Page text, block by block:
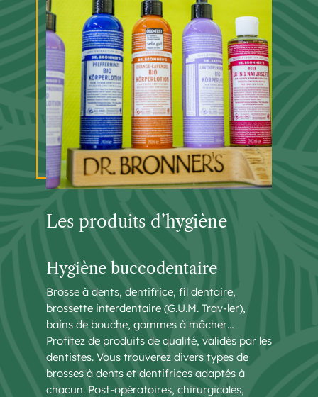
Les produits d’hygiène
Hygiène buccodentaire
Brosse à dents, dentifrice, fil dentaire,
brossette interdentaire (G.U.M. Trav-ler),
bains de bouche, gommes à mâcher…
Profitez de produits de qualité, validés par les
dentistes. Vous trouverez divers types de
brosses à dents et dentifrices adaptés à
chacun. Post-opératoires, chirurgicales,